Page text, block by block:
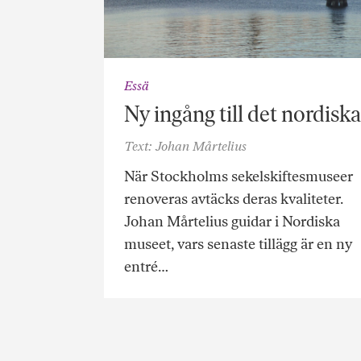
Essä
Ny ingång till det nordiska
Text: Johan Mårtelius
När Stockholms sekelskiftesmuseer
renoveras avtäcks deras kvaliteter.
Johan Mårtelius guidar i Nordiska
museet, vars senaste tillägg är en ny
entré…